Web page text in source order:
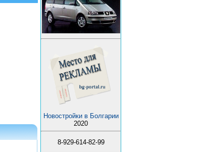
Новостройки в Болгарии
2020
8-929-614-82-99